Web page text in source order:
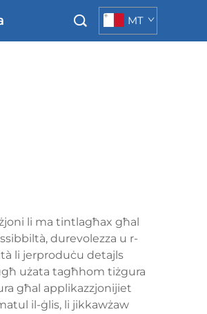
MT
li ma tintlagħax għal
durevolezza u r-
li jerproduċu detajls
użata tagħhom tiżgura
għal applikazzjonijiet
il-ġlis, li jikkawżaw